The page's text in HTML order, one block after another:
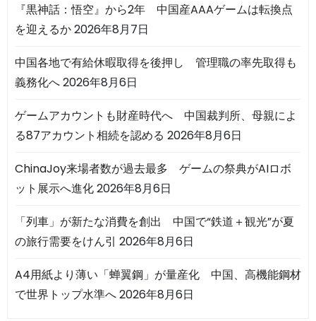
『黒神話：悟空』から2年 中国産AAAゲームは転換点
を迎えるか2026年8月7日
中国各地で有給休暇取得を後押し 管理職の率先取得も
義務化へ2026年8月6日
ゲームアカウントも財産時代へ 中国裁判所、母親によ
る87アカウント相続を認める 2026年8月6日
ChinaJoy来場者数が過去最多 ゲームの祭典がAIロボ
ット展示へ進化2026年8月6日
「列車」が新たな消費を創出 中国で“鉄道＋観光”が夏
の旅行需要をけん引 2026年8月6日
A4用紙より薄い「蝉翼鋼」が量産化 中国、高機能鋼材
で世界トップ水準へ2026年8月6日